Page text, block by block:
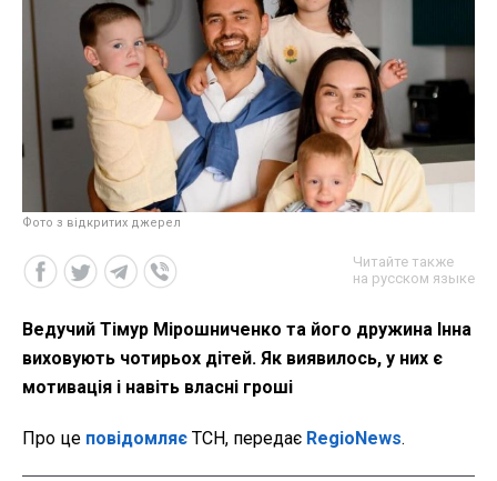
Фото з відкритих джерел
Читайте также
на русском языке
Ведучий Тімур Мірошниченко та його дружина Інна
виховують чотирьох дітей. Як виявилось, у них є
мотивація і навіть власні гроші
Про це повідомляє ТСН, передає RegioNews.